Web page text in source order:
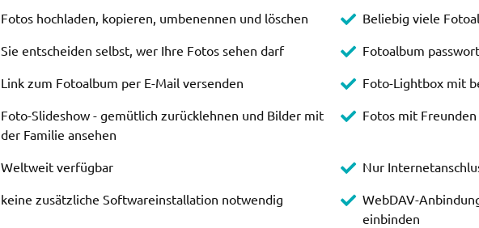
Fotos hochladen, kopieren, umbenennen und löschen
Beliebig viele
Sie entscheiden selbst, wer Ihre Fotos sehen darf
Fotoalbum
Link zum Fotoalbum per E-Mail versenden
Foto-Lightbox mit
Foto-Slideshow - gemütlich zurücklehnen und Bilder mit
der Familie ansehen
Fotos mit
Weltweit verfügbar
Nur
keine zusätzliche Softwareinstallation notwendig
WebDAV-
einbinden